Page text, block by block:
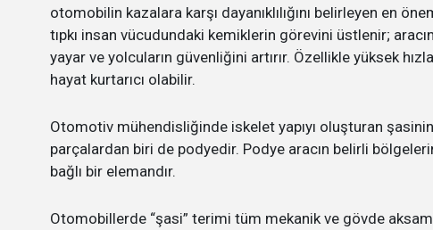
otomobilin kazalara karşı dayanıklılığını belirleyen en
tıpkı insan vücudundaki kemiklerin görevini üstlenir;
yayar ve yolcuların güvenliğini artırır. Özellikle yüksek
hayat kurtarıcı olabilir.
Otomotiv mühendisliğinde iskelet yapıyı oluşturan
parçalardan biri de podyedir. Podye aracın belirli
bağlı bir elemandır.
Otomobillerde “şasi” terimi tüm mekanik ve gövde